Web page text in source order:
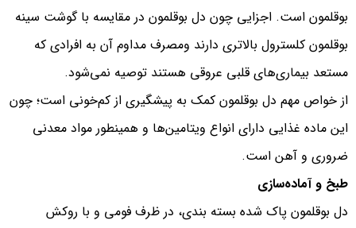
بوقلمون است. اجزایی چون دل بوقلمون در مقایسه با گوشت سینه
بوقلمون کلسترول بالاتری دارند ومصرف مداوم آن به افرادی که
مستعد بیماری‌های قلبی عروقی هستند توصیه نمی‌شود.
از خواص مهم دل بوقلمون کمک به پیشگیری از کم‌خونی است؛ چون
این ماده غذایی دارای انواع ویتامین‌ها و همینطور مواد معدنی
ضروری و آهن است.
طبخ و آماده‌سازی
دل بوقلمون پاک شده بسته بندی، در ظرف فومی و با روکش